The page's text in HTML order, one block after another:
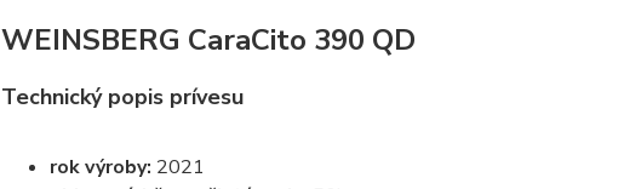
WEINSBERG CaraCito 390 QD
Technický popis prívesu
rok výroby: 2021